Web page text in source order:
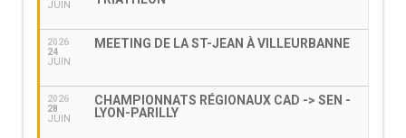
JUIN
2026
24
JUIN
MEETING DE LA ST-JEAN À VILLEURBANNE
2026
28
JUIN
CHAMPIONNATS RÉGIONAUX CAD -> SEN -
LYON-PARILLY